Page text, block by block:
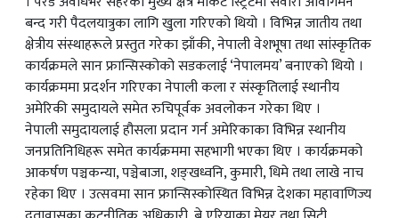
बन्द गरी पैदलयात्रुका लागि खुला गरिएको थियो । विभिन्न जातीय तथा
क्षेत्रीय संस्थाहरूले प्रस्तुत गरेका झाँकी, नेपाली वेशभूषा तथा सांस्कृतिक
कार्यक्रमले सान फ्रान्सिस्कोको सडकलाई ‘नेपालमय’ बनाएको थियो ।
कार्यक्रममा प्रदर्शन गरिएका नेपाली कला र संस्कृतिलाई स्थानीय
अमेरिकी समुदायले समेत रुचिपूर्वक अवलोकन गरेका थिए ।
नेपाली समुदायलाई हौसला प्रदान गर्न अमेरिकाका विभिन्न स्थानीय
जनप्रतिनिधिहरू समेत कार्यक्रममा सहभागी भएका थिए । कार्यक्रमको
आकर्षण पञ्चकन्या, पञ्चेबाजा, शङ्खध्वनि, कुमारी, धिमे तथा लाखे नाच
रहेका थिए । उत्सवमा सान फ्रान्सिस्कोस्थित विभिन्न देशका महावाणिज्य